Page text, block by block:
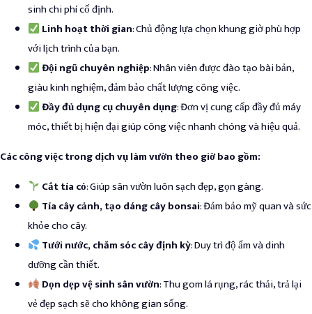
sinh chi phí cố định.
Linh hoạt thời gian: Chủ động lựa chọn khung giờ phù hợp
với lịch trình của bạn.
Đội ngũ chuyên nghiệp: Nhân viên được đào tạo bài bản,
giàu kinh nghiệm, đảm bảo chất lượng công việc.
Đầy đủ dụng cụ chuyên dụng: Đơn vị cung cấp đầy đủ máy
móc, thiết bị hiện đại giúp công việc nhanh chóng và hiệu quả.
Các công việc trong dịch vụ làm vườn theo giờ bao gồm:
Cắt tỉa cỏ: Giúp sân vườn luôn sạch đẹp, gọn gàng.
Tỉa cây cảnh, tạo dáng cây bonsai: Đảm bảo mỹ quan và sức
khỏe cho cây.
Tưới nước, chăm sóc cây định kỳ: Duy trì độ ẩm và dinh
dưỡng cần thiết.
Dọn dẹp vệ sinh sân vườn: Thu gom lá rụng, rác thải, trả lại
vẻ đẹp sạch sẽ cho không gian sống.